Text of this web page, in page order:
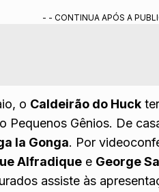
- - CONTINUA APÓS A
o Caldeirão do Huck
Pequenos Gênios. De
la Gonga. Por
Alfradique e George
assiste às